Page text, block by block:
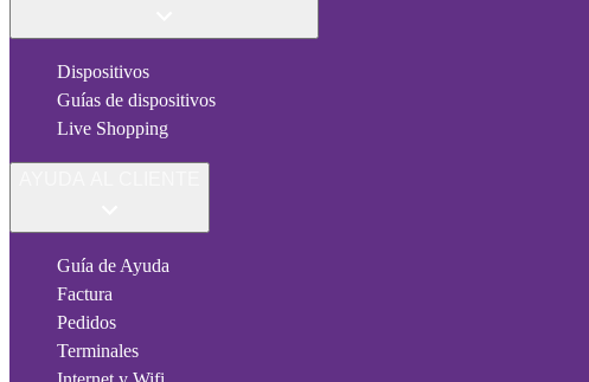
Dispositivos
Guías de dispositivos
Live Shopping
Guía de Ayuda
Factura
Pedidos
Terminales